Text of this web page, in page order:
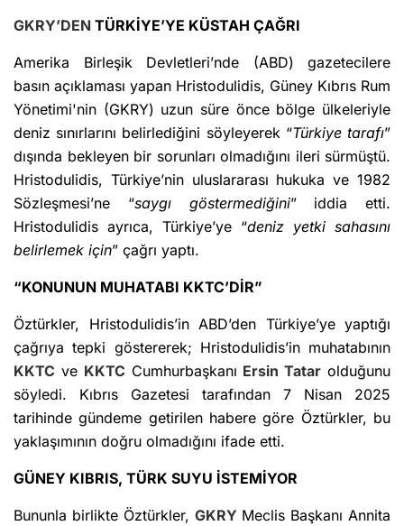
GKRY’DEN TÜRKİYE’YE KÜSTAH ÇAĞRI
Amerika Birleşik Devletleri’nde (ABD) gazetecilere
basın açıklaması yapan Hristodulidis, Güney Kıbrıs Rum
Yönetimi'nin (GKRY) uzun süre önce bölge ülkeleriyle
deniz sınırlarını belirlediğini söyleyerek “Türkiye tarafı”
dışında bekleyen bir sorunları olmadığını ileri sürmüştü.
Hristodulidis, Türkiye’nin uluslararası hukuka ve 1982
Sözleşmesi’ne “saygı göstermediğini” iddia etti.
Hristodulidis ayrıca, Türkiye’ye “deniz yetki sahasını
belirlemek için” çağrı yaptı.
“KONUNUN MUHATABI KKTC’DİR”
Öztürkler, Hristodulidis’in ABD’den Türkiye’ye yaptığı
çağrıya tepki göstererek; Hristodulidis’in muhatabının
KKTC ve KKTC Cumhurbaşkanı Ersin Tatar olduğunu
söyledi. Kıbrıs Gazetesi tarafından 7 Nisan 2025
tarihinde gündeme getirilen habere göre Öztürkler, bu
yaklaşımının doğru olmadığını ifade etti.
GÜNEY KIBRIS, TÜRK SUYU İSTEMİYOR
Bununla birlikte Öztürkler, GKRY Meclis Başkanı Annita